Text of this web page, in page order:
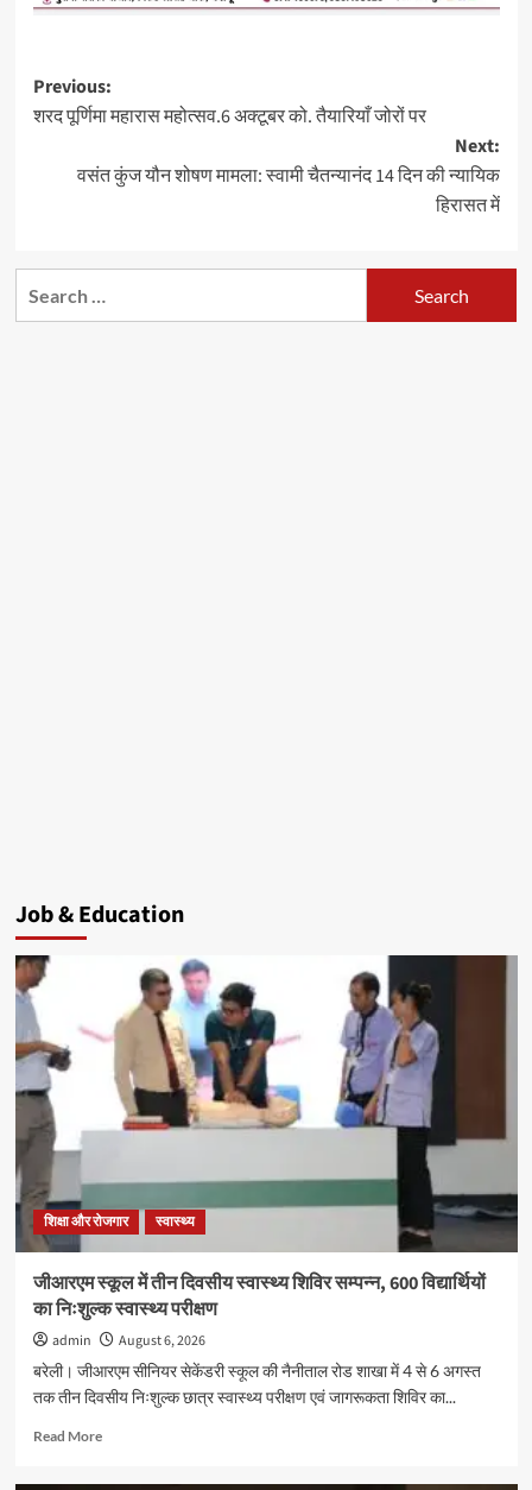
Post
navigation
Previous:
शरद पूर्णिमा महारास महोत्सव.6 अक्टूबर को. तैयारियाँ जोरों पर
Next:
वसंत कुंज यौन शोषण मामला: स्वामी चैतन्यानंद 14 दिन की न्यायिक
हिरासत में
Job & Education
शिक्षा और रोजगार स्वास्थ्य
जीआरएम स्कूल में तीन दिवसीय स्वास्थ्य शिविर सम्पन्न, 600 विद्यार्थियों
का निःशुल्क स्वास्थ्य परीक्षण
admin
August 6, 2026
बरेली। जीआरएम सीनियर सेकेंडरी स्कूल की नैनीताल रोड शाखा में 4 से 6 अगस्त
तक तीन दिवसीय निःशुल्क छात्र स्वास्थ्य परीक्षण एवं जागरूकता शिविर का...
Read MoreRead